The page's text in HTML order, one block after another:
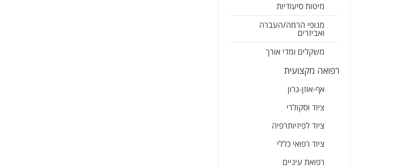
מיטות סיעודיות
מנופי הרמה/העברה
ואביזרים
משקלים ומדי אורך
רפואה מקצועית
אף-אוזן-גרון
ציוד וסקולרי
ציוד לפיזיותרפיה
ציוד רפואי כללי
רפואת עיניים